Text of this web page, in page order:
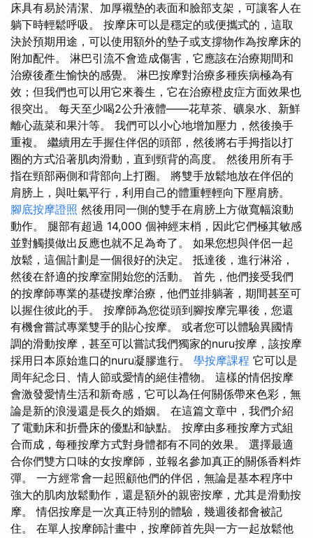
床具有易於清潔、加厚襯墊的表面和臉部支架，可讓客人在
躺下時輕鬆呼吸。 按摩床可以是穩定的或便攜式的，這取
決於預期用途，可以使用額外的墊子或支撐物作為按摩床的
附加配件。 淋巴引流不會造成傷害，它應該在治療期​​間和
治療後產生愉快的感覺。 淋巴按摩對治療多種疾病極為有
效；但我們也可以用它來養生，它在治療橙皮症方面效果也
很突出。 每天至少喝2公升液體——花草茶、礦泉水、新鮮
離心蔬菜和果汁等。 我們可以小心地增加壓力，然後換手
重複。 繼續用左手握住伴侶的頭部，然後將右手拇指以打
圈的方式沿著肌肉滑動，直到頸背的高度。 然後用所有手
指在頸部兩側和背部向上打圈。 將雙手放鬆地放在伴侶的
肩膀上，與吐氣平行，利用自己的體重輕輕向下壓肩膀。
腳底按摩證照 然後用同一側的雙手在肩膀上方做寬幅滾動
動作。 腿部有超過 14,000 個神經末梢，因此它們極其敏感
並對觸摸做出反應也就不足為奇了。 如果您想與伴侶一起
放鬆，這個計劃是一個很好的決定。 抵達後，進行淋浴，
然後在舒適的按摩室開始您的活動。 首先，他們接受我們
的按摩師專業的基礎按摩治療，他們並排躺著，期間甚至可
以握住彼此的手。 按摩師為您從頭到腳按摩完畢後，您還
有機會嘗試專業雙手的貼心按摩。 或者您可以體驗異國情
調的滑動按摩，甚至可以嘗試我們獨家的nuru按摩，該按摩
採用日本原始進口的nuru凝膠進行。 學按摩課程 它可以是
周年紀念日、情人節或愛情的絕佳禮物。 這樣的情侶按摩
會激發愛情生活和新奇感，它可以為任何關係帶來色彩，無
論是新的浪漫還是長久的婚姻。 在這篇文章中，我們介紹
了電動床和折疊床的優點和缺點。 按摩由多種按摩方式組
合而成，每種按摩方式對身體都有不同的效果。 選擇最適
合你們雙方口味的女按摩師，並報名參加真正的關係香料炸
彈。 一方經常會一起照顧他們的伴侶，無論是基本程序中
強大的肌肉放鬆動作，還是額外的親密按摩，尤其是滑動按
摩。 情侶按摩是一次真正特別的體驗，幾週後都會被記
住。 在單人按摩師計畫中，按摩師首先與一方一起放鬆他